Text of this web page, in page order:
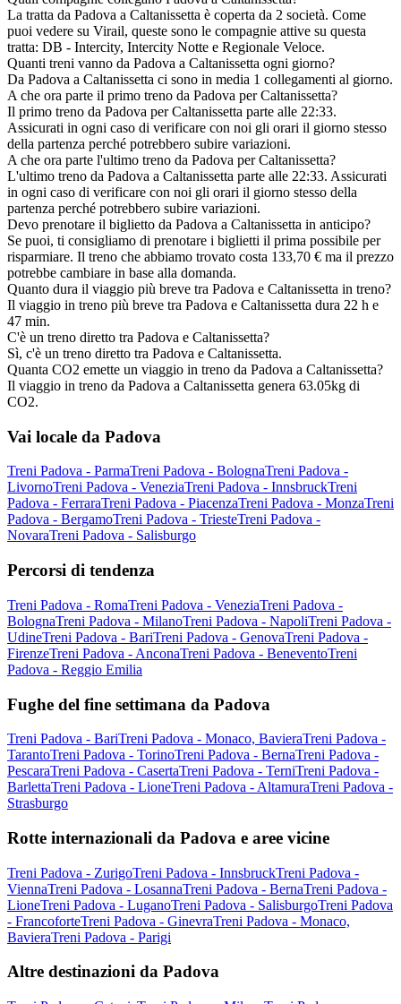
La tratta da Padova a Caltanissetta è coperta da 2 società. Come
puoi vedere su Virail, queste sono le compagnie attive su questa
tratta: DB - Intercity, Intercity Notte e Regionale Veloce.
Quanti treni vanno da Padova a Caltanissetta ogni giorno?
Da Padova a Caltanissetta ci sono in media 1 collegamenti al giorno.
A che ora parte il primo treno da Padova per Caltanissetta?
Il primo treno da Padova per Caltanissetta parte alle 22:33.
Assicurati in ogni caso di verificare con noi gli orari il giorno stesso
della partenza perché potrebbero subire variazioni.
A che ora parte l'ultimo treno da Padova per Caltanissetta?
L'ultimo treno da Padova a Caltanissetta parte alle 22:33. Assicurati
in ogni caso di verificare con noi gli orari il giorno stesso della
partenza perché potrebbero subire variazioni.
Devo prenotare il biglietto da Padova a Caltanissetta in anticipo?
Se puoi, ti consigliamo di prenotare i biglietti il prima possibile per
risparmiare. Il treno che abbiamo trovato costa 133,70 € ma il prezzo
potrebbe cambiare in base alla domanda.
Quanto dura il viaggio più breve tra Padova e Caltanissetta in treno?
Il viaggio in treno più breve tra Padova e Caltanissetta dura 22 h e
47 min.
C'è un treno diretto tra Padova e Caltanissetta?
Sì, c'è un treno diretto tra Padova e Caltanissetta.
Quanta CO2 emette un viaggio in treno da Padova a Caltanissetta?
Il viaggio in treno da Padova a Caltanissetta genera 63.05kg di
CO2.
Vai locale da Padova
Treni Padova - ParmaTreni Padova - BolognaTreni Padova -
LivornoTreni Padova - VeneziaTreni Padova - InnsbruckTreni
Padova - FerraraTreni Padova - PiacenzaTreni Padova - MonzaTreni
Padova - BergamoTreni Padova - TriesteTreni Padova -
NovaraTreni Padova - Salisburgo
Percorsi di tendenza
Treni Padova - RomaTreni Padova - VeneziaTreni Padova -
BolognaTreni Padova - MilanoTreni Padova - NapoliTreni Padova -
UdineTreni Padova - BariTreni Padova - GenovaTreni Padova -
FirenzeTreni Padova - AnconaTreni Padova - BeneventoTreni
Padova - Reggio Emilia
Fughe del fine settimana da Padova
Treni Padova - BariTreni Padova - Monaco, BavieraTreni Padova -
TarantoTreni Padova - TorinoTreni Padova - BernaTreni Padova -
PescaraTreni Padova - CasertaTreni Padova - TerniTreni Padova -
BarlettaTreni Padova - LioneTreni Padova - AltamuraTreni Padova -
Strasburgo
Rotte internazionali da Padova e aree vicine
Treni Padova - ZurigoTreni Padova - InnsbruckTreni Padova -
ViennaTreni Padova - LosannaTreni Padova - BernaTreni Padova -
LioneTreni Padova - LuganoTreni Padova - SalisburgoTreni Padova
- FrancoforteTreni Padova - GinevraTreni Padova - Monaco,
BavieraTreni Padova - Parigi
Altre destinazioni da Padova